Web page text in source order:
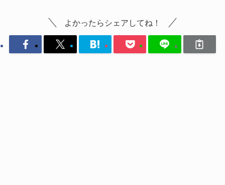
よかったらシェアしてね！